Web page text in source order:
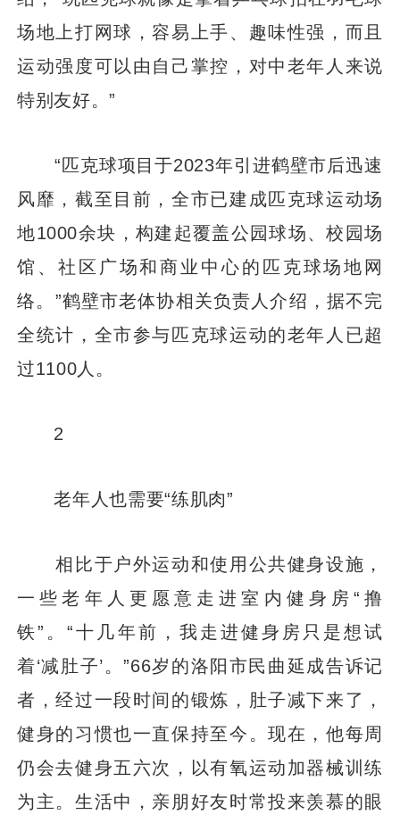
场地上打网球，容易上手、趣味性强，而且
运动强度可以由自己掌控，对中老年人来说
特别友好。”
“匹克球项目于2023年引进鹤壁市后迅速
风靡，截至目前，全市已建成匹克球运动场
地1000余块，构建起覆盖公园球场、校园场
馆、社区广场和商业中心的匹克球场地网
络。”鹤壁市老体协相关负责人介绍，据不完
全统计，全市参与匹克球运动的老年人已超
过1100人。
2
老年人也需要“练肌肉”
相比于户外运动和使用公共健身设施，
一些老年人更愿意走进室内健身房“撸
铁”。“十几年前，我走进健身房只是想试
着‘减肚子’。”66岁的洛阳市民曲延成告诉记
者，经过一段时间的锻炼，肚子减下来了，
健身的习惯也一直保持至今。现在，他每周
仍会去健身五六次，以有氧运动加器械训练
为主。生活中，亲朋好友时常投来羡慕的眼